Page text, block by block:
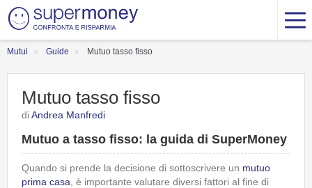
Mutui Guide Mutuo tasso fisso
Mutuo tasso fisso
diAndrea Manfredi
Mutuo a tasso fisso: la guida di SuperMoney
Quando si prende la decisione di sottoscrivere un mutuo
prima casa , è importante valutare diversi fattori al fine di